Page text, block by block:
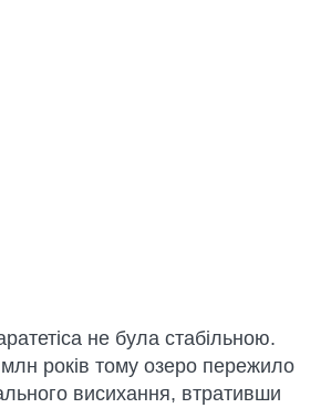
не була стабільною.
років тому озеро пережило
висихання, втративши